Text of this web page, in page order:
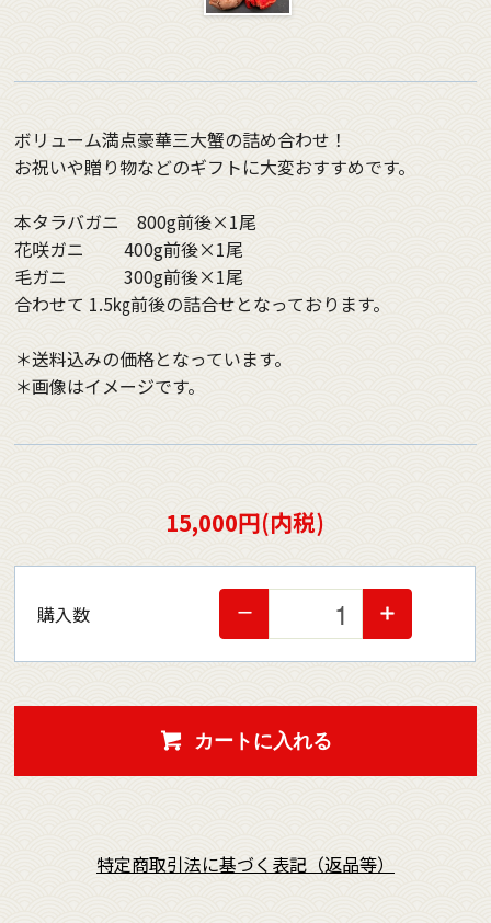
ボリューム満点豪華三大蟹の詰め合わせ！
お祝いや贈り物などのギフトに大変おすすめです。
本タラバガニ 800g前後×1尾
花咲ガニ 400g前後×1尾
毛ガニ 300g前後×1尾
合わせて 1.5㎏前後の詰合せとなっております。
＊送料込みの価格となっています。
＊画像はイメージです。
15,000円(内税)
購入数
カートに入れる
特定商取引法に基づく表記（返品等）